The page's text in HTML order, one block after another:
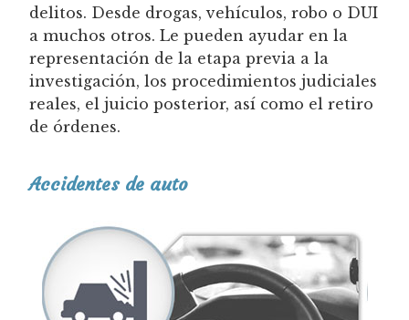
delitos. Desde drogas, vehículos, robo o DUI
a muchos otros. Le pueden ayudar en la
representación de la etapa previa a la
investigación, los procedimientos judiciales
reales, el juicio posterior, así como el retiro
de órdenes.
Accidentes de auto